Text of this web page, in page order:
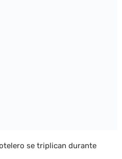
se triplican durante